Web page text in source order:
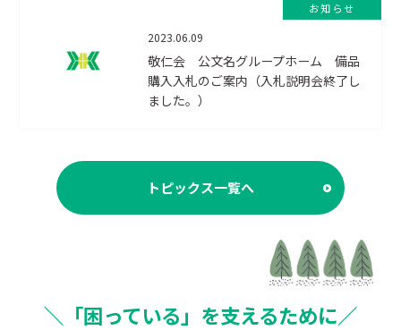
お知らせ
2023.06.09
敬仁会 公文名グループホーム 備品
購入入札のご案内（入札説明会終了し
ました。）
トピックス一覧へ
＼「困っている」を支えるために／